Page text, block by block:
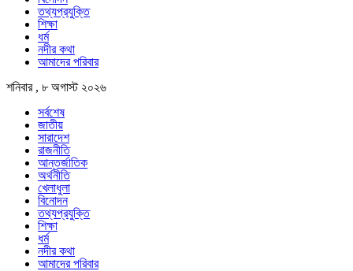
তথ্যপ্রযুক্তি
শিক্ষা
ধর্ম
নদীর কথা
আমাদের পরিবার
শনিবার , ৮ অগাস্ট ২০২৬
সর্বশেষ
জাতীয়
সারাদেশ
রাজনীতি
আন্তর্জাতিক
অর্থনীতি
খেলাধুলা
বিনোদন
তথ্যপ্রযুক্তি
শিক্ষা
ধর্ম
নদীর কথা
আমাদের পরিবার